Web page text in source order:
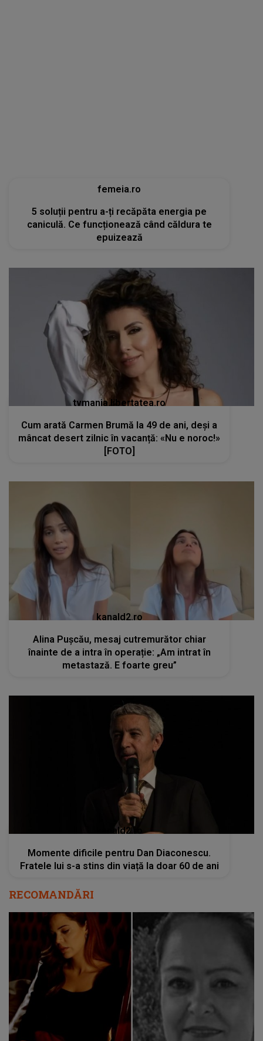
femeia.ro
5 soluții pentru a-ți recăpăta energia pe
caniculă. Ce funcționează când căldura te
epuizează
tvmania.libertatea.ro
Cum arată Carmen Brumă la 49 de ani, deși a
mâncat desert zilnic în vacanță: «Nu e noroc!»
[FOTO]
kanald2.ro
Alina Pușcău, mesaj cutremurător chiar
înainte de a intra în operație: „Am intrat în
metastază. E foarte greu”
kanald2.ro
Momente dificile pentru Dan Diaconescu.
Fratele lui s-a stins din viață la doar 60 de ani
RECOMANDĂRI